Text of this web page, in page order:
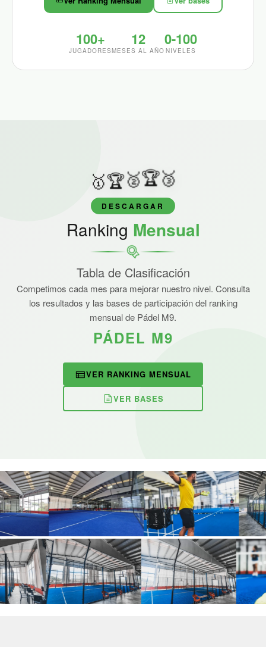
100+
JUGADORES
12
MESES AL AÑO
0-100
NIVELES
🥇🏆🥈🏆🥉
DESCARGAR
Ranking Mensual
Tabla de Clasificación
Competimos cada mes para mejorar nuestro nivel. Consulta
los resultados y las bases de participación del ranking
mensual de Pádel M9.
PÁDEL M9
VER RANKING MENSUAL
VER BASES